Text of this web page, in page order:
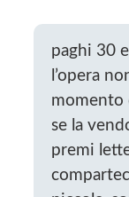
paghi 30
l’opera
momento
se la
premi